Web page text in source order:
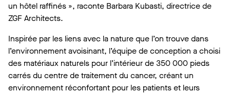
un hôtel raffinés », raconte Barbara Kubasti, directrice de
ZGF Architects.
Inspirée par les liens avec la nature que l’on trouve dans
l’environnement avoisinant, l’équipe de conception a choisi
des matériaux naturels pour l’intérieur de 350 000 pieds
carrés du centre de traitement du cancer, créant un
environnement réconfortant pour les patients et leurs